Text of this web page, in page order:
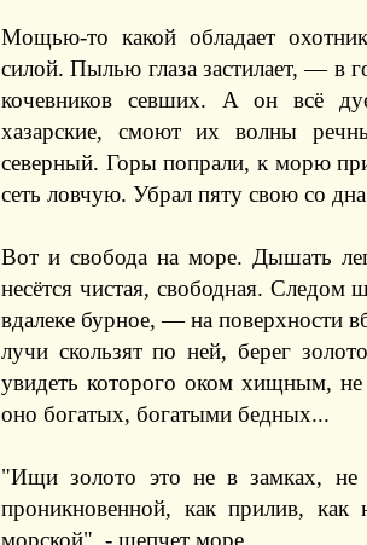
Мощью-то какой обладает
силой. Пылью глаза застилает, — в
кочевников севших. А он всё
хазарские, смоют их волны
северный. Горы попрали, к морю
сеть ловчую. Убрал пяту свою со дна
Вот и свобода на море. Дышать
несётся чистая, свободная. Следом
вдалеке бурное, — на поверхности
лучи скользят по ней, берег
увидеть которого оком хищным, не
оно богатых, богатыми бедных...
"Ищи золото это не в замках, не
проникновенной, как прилив,